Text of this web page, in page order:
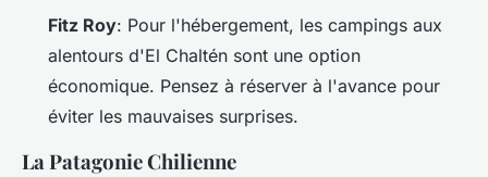
Fitz Roy: Pour l'hébergement, les campings aux
alentours d'El Chaltén sont une option
économique. Pensez à réserver à l'avance pour
éviter les mauvaises surprises.
La Patagonie Chilienne